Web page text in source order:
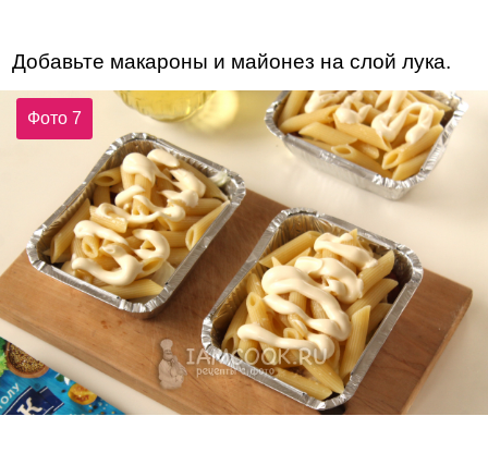
Добавьте макароны и майонез на слой лука.
Фото 7